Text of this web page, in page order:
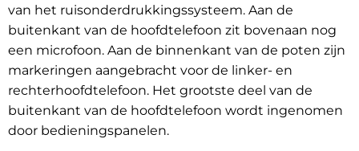
van het ruisonderdrukkingssysteem. Aan de
buitenkant van de hoofdtelefoon zit bovenaan nog
een microfoon. Aan de binnenkant van de poten zijn
markeringen aangebracht voor de linker- en
rechterhoofdtelefoon. Het grootste deel van de
buitenkant van de hoofdtelefoon wordt ingenomen
door bedieningspanelen.